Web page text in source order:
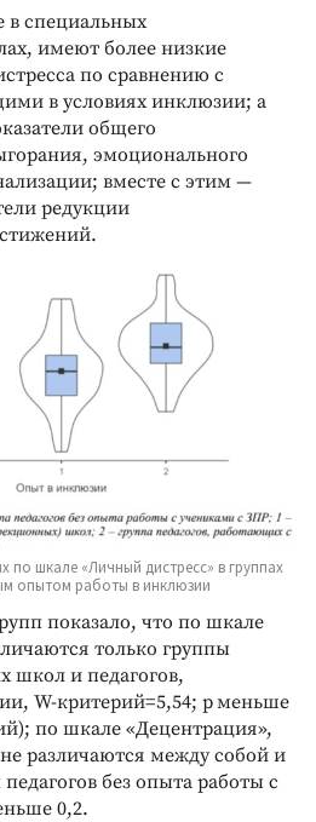
в специальных
имеют более низкие
по сравнению с
в условиях инклюзии; а
общего
эмоционального
вместе с этим —
редукции
по шкале «Личный дистресс» в группах
опытом работы в инклюзии
показало, что по шкале
только группы
школ и педагогов,
W-критерий=5,54; p меньше
по шкале «Децентрация»,
различаются между собой и
без опыта работы с
0,2.